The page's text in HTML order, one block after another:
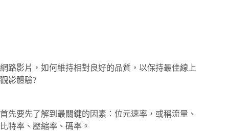
網路影片，如何維持相對良好的品質，以保持最佳線上
觀影體驗?
首先要先了解到最關鍵的因素：位元速率，或稱流量、
比特率、壓縮率、碼率。